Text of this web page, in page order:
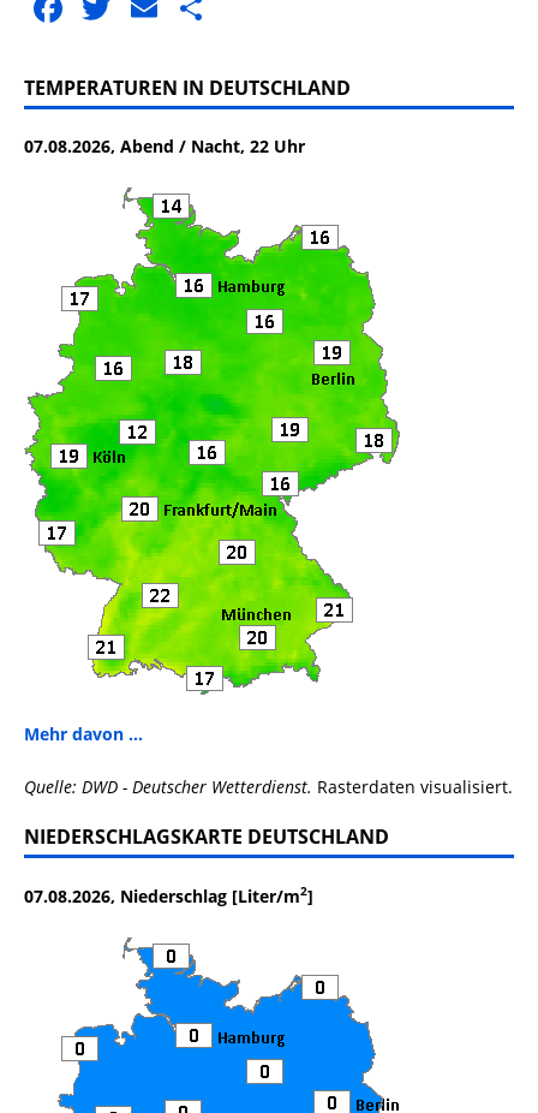
c
e
b
k
it
te
r
ai
l
le
n
TEMPERATUREN IN DEUTSCHLAND
07.08.2026, Abend / Nacht, 22 Uhr
Mehr davon ...
Quelle: DWD - Deutscher Wetterdienst. Rasterdaten visualisiert.
NIEDERSCHLAGSKARTE DEUTSCHLAND
07.08.2026, Niederschlag [Liter/m2]